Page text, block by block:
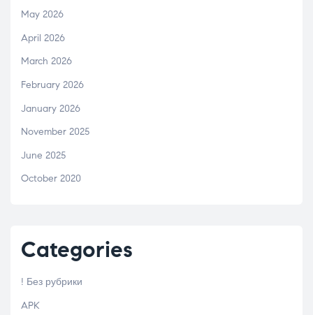
May 2026
April 2026
March 2026
February 2026
January 2026
November 2025
June 2025
October 2020
Categories
! Без рубрики
APK